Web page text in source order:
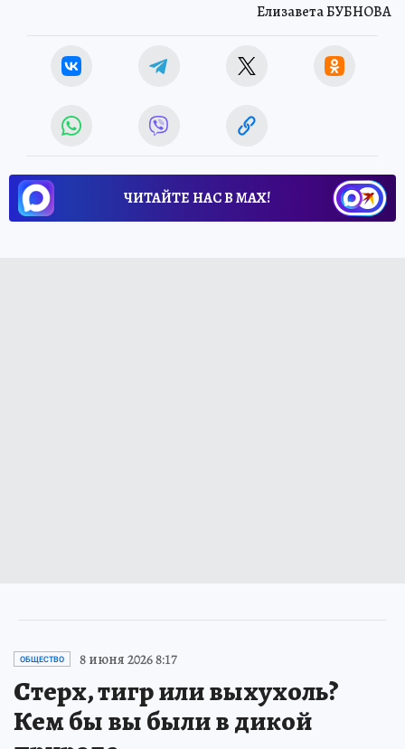
Елизавета БУБНОВА
ЧИТАЙТЕ НАС В МАХ!
ОБЩЕСТВО 8 июня 2026 8:17
Стерх, тигр или выхухоль?
Кем бы вы были в дикой